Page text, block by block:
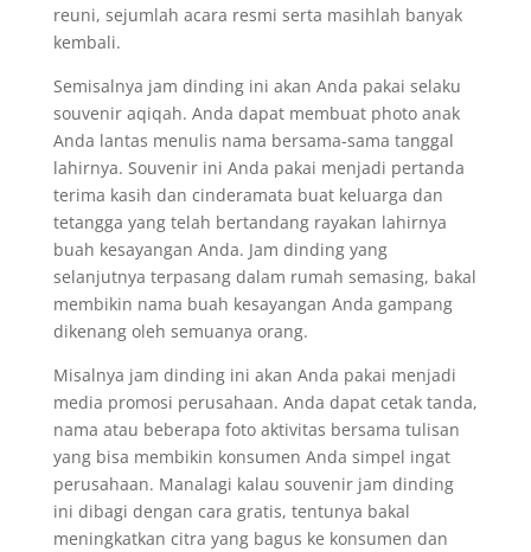
reuni, sejumlah acara resmi serta masihlah banyak
kembali.
Semisalnya jam dinding ini akan Anda pakai selaku
souvenir aqiqah. Anda dapat membuat photo anak
Anda lantas menulis nama bersama-sama tanggal
lahirnya. Souvenir ini Anda pakai menjadi pertanda
terima kasih dan cinderamata buat keluarga dan
tetangga yang telah bertandang rayakan lahirnya
buah kesayangan Anda. Jam dinding yang
selanjutnya terpasang dalam rumah semasing, bakal
membikin nama buah kesayangan Anda gampang
dikenang oleh semuanya orang.
Misalnya jam dinding ini akan Anda pakai menjadi
media promosi perusahaan. Anda dapat cetak tanda,
nama atau beberapa foto aktivitas bersama tulisan
yang bisa membikin konsumen Anda simpel ingat
perusahaan. Manalagi kalau souvenir jam dinding
ini dibagi dengan cara gratis, tentunya bakal
meningkatkan citra yang bagus ke konsumen dan